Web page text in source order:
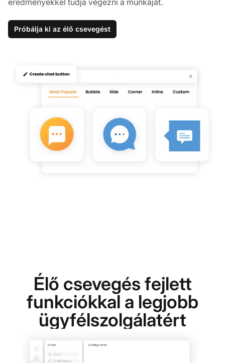
Próbálja ki az élő csevegést
Élő csevegés fejlett
funkciókkal a legjobb
ügyfélszolgálatért